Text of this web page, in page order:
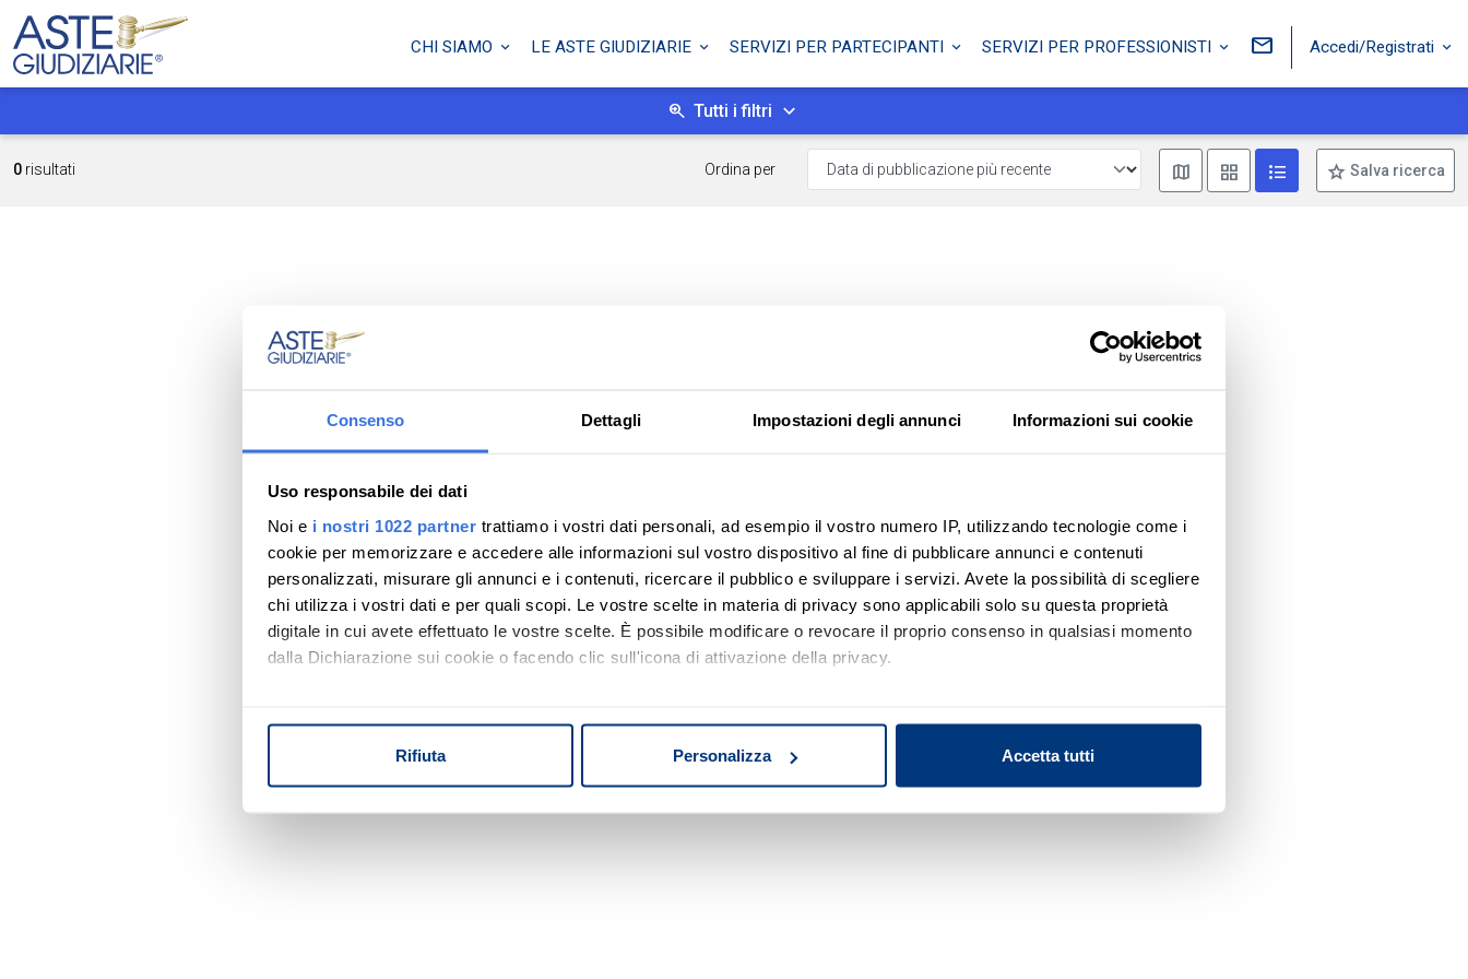
Consenso Dettagli Impostazioni degli annunci Informazioni sui cookie
Uso responsabile dei dati
Noi e i nostri 1022 partner trattiamo i vostri dati personali, ad esempio il vostro numero IP, utilizzando tecnologie come i
cookie per memorizzare e accedere alle informazioni sul vostro dispositivo al fine di pubblicare annunci e contenuti
personalizzati, misurare gli annunci e i contenuti, ricercare il pubblico e sviluppare i servizi. Avete la possibilità di scegliere
chi utilizza i vostri dati e per quali scopi. Le vostre scelte in materia di privacy sono applicabili solo su questa proprietà
digitale in cui avete effettuato le vostre scelte. È possibile modificare o revocare il proprio consenso in qualsiasi momento
dalla Dichiarazione sui cookie o facendo clic sull'icona di attivazione della privacy.
Identificare il tuo dispositivo, scansionandolo attivamente alla ricerca di caratteristiche specifiche (impronte
digitali).
Rifiuta Personalizza Accetta tutti
CHI SIAMO LE ASTE GIUDIZIARIE SERVIZI PER PARTECIPANTI SERVIZI PER PROFESSIONISTI Accedi/Registrati
Tutti i filtri
0 risultati Ordina per Mostra mappaMostra come box
Mostra come lista
Salva ricerca
Nessun risultato di ricerca
Prova a modificare o rimuovere alcuni filtri o
a cambiare l'area di ricerca.